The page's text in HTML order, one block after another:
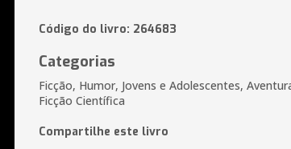
Código do livro: 264683
Categorias
Ficção, Humor, Jovens e Adolescentes,
Ficção Científica
Compartilhe este livro